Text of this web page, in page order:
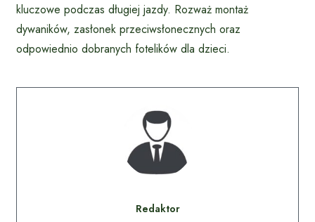
kluczowe podczas długiej jazdy. Rozważ montaż
dywaników, zasłonek przeciwsłonecznych oraz
odpowiednio dobranych fotelików dla dzieci.
Redaktor